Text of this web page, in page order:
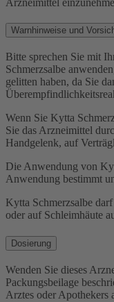
Warnhinweise und
Bitte sprechen Sie mit
Schmerzsalbe
gelitten haben, da Sie
Wenn Sie Kytta
Sie das Arzneimittel
Handgelenk, auf
Die Anwendung von
Anwendung bestimmt
Kytta Schmerzsalbe
oder auf Schleimhäute
Dosierung
Wenden Sie dieses
Packungsbeilage
Arztes oder Apothekers